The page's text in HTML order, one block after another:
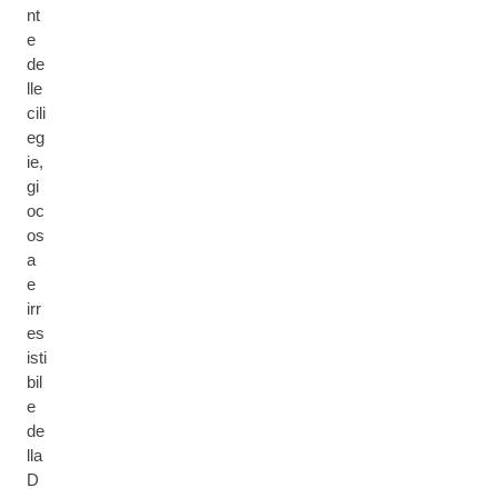
nt
e
de
lle
cili
eg
ie,
gi
oc
os
a
e
irr
es
isti
bil
e
de
lla
D